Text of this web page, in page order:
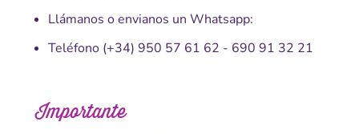
Llámanos o envianos un Whatsapp:
Teléfono (+34) 950 57 61 62 - 690 91 32 21
Importante